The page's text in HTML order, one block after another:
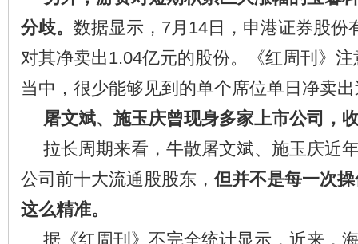
分歧。 数据显示，7月14日，申港证券股份
对其净卖出1.04亿元的股份。《红周刊》
当中，很少能够见到的单个席位单日净卖
屠文斌、施玉庆曾现身多家上市公司，
拉长周期来看，牛散屠文斌、施玉庆近
公司前十大流通股股东， 但并不是每一次
这么精准。
据《红周刊》不完全统计显示，近来，